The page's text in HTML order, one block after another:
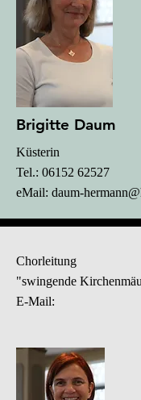
Brigitte Daum
Küsterin
Tel.: 06152 62527
eMail: daum-
Chorleitung
"swingende
E-Mail: